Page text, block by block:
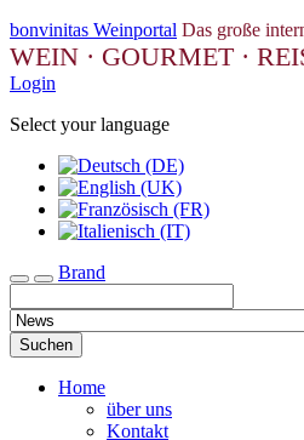
bonvinitas Weinportal Das große
WEIN · GOURMET ·
Login
Select your language
Toggle navigation
Brand
Suchen
Home
über uns
Kontakt